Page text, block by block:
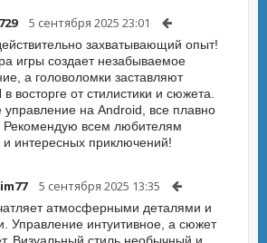
5 сентября 2025 23:01
захватывающий опыт!
игры создает незабываемое
а головоломки заставляют
восторге от стилистики и сюжета.
управление на Android, все плавно
Рекомендую всем любителям
и интересных приключений!
5 сентября 2025 13:35
атмосферными деталями и
Управление интуитивное, а сюжет